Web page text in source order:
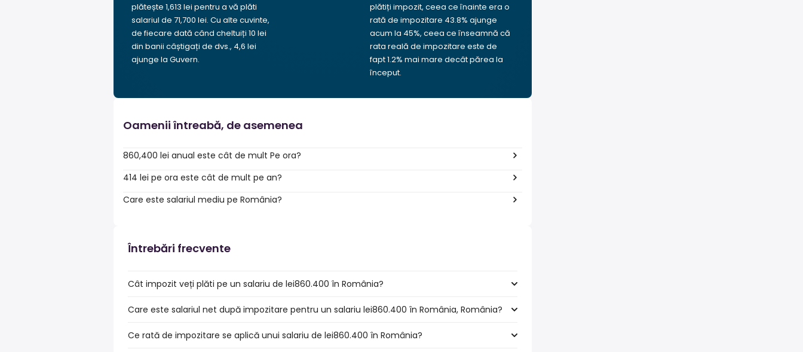
plătește 1,613 lei pentru a vă plăti
salariul de 71,700 lei. Cu alte cuvinte,
de fiecare dată când cheltuiți 10 lei
din banii câștigați de dvs., 4,6 lei
ajunge la Guvern.
plătiți impozit, ceea ce înainte era o
rată de impozitare 43.8% ajunge
acum la 45%, ceea ce înseamnă că
rata reală de impozitare este de
fapt 1.2% mai mare decât părea la
început.
Oamenii întreabă, de asemenea
860,400 lei anual este cât de mult Pe ora?
414 lei pe ora este cât de mult pe an?
Care este salariul mediu pe România?
Întrebări frecvente
Cât impozit veți plăti pe un salariu de lei860.400 în România?
Care este salariul net după impozitare pentru un salariu lei860.400 în România, România?
Ce rată de impozitare se aplică unui salariu de lei860.400 în România?